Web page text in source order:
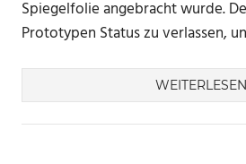
Spiegelfolie angebracht wurde.
Prototypen Status zu verlassen,
WEITERLESEN